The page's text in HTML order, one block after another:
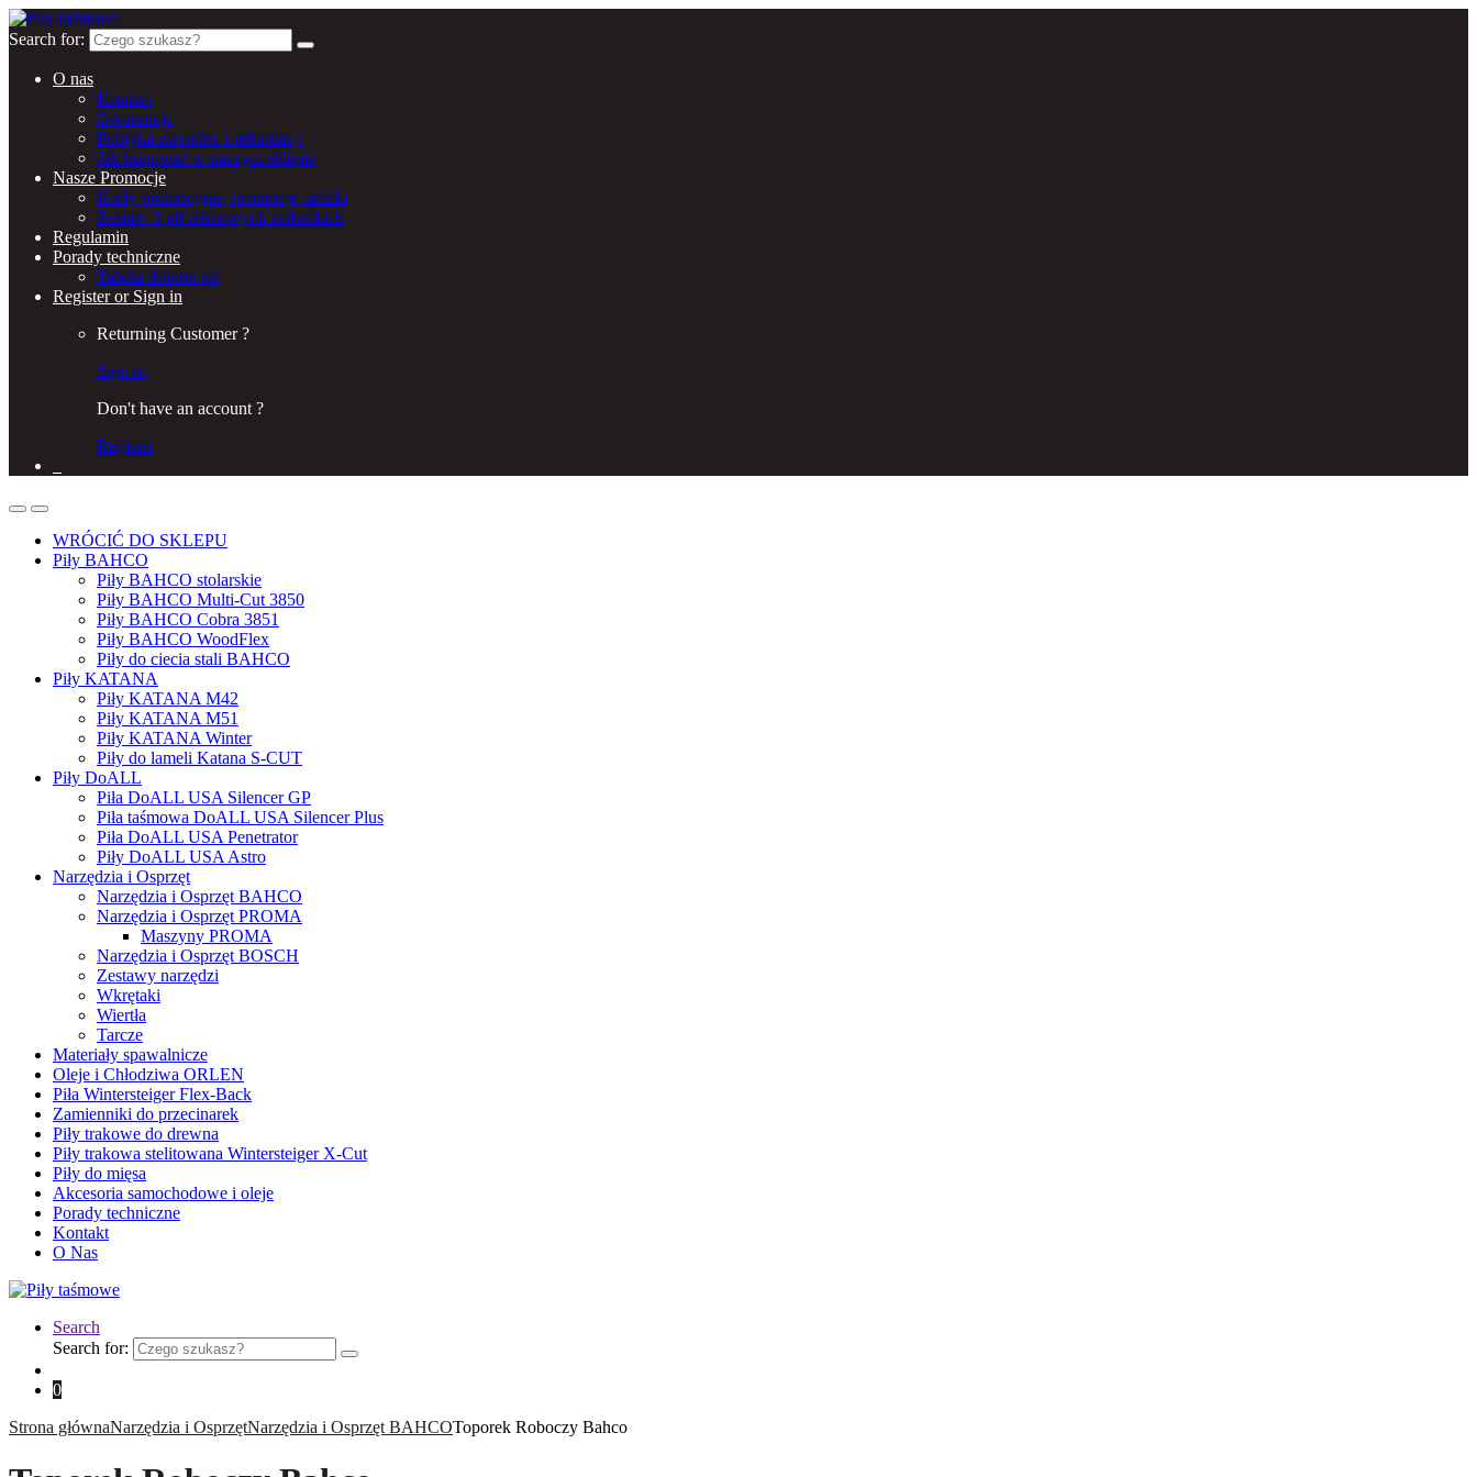
Search for:
O nas
Kontact
Gwarancja
Polityka zwrotów i refundacji
Jak kupować w naszym sklepie
Nasze Promocje
Kody promocyjne, promocje, zniżki
Zestaw 3 pił taśmowych stolarskich
Regulamin
Porady techniczne
Tabela doboru pił
Register or Sign in
Returning Customer ?
Sign in
Don't have an account ?
Register
WRÓCIĆ DO SKLEPU
Piły BAHCO
Piły BAHCO stolarskie
Piły BAHCO Multi-Cut 3850
Piły BAHCO Cobra 3851
Piły BAHCO WoodFlex
Piły do ciecia stali BAHCO
Piły KATANA
Piły KATANA M42
Piły KATANA M51
Piły KATANA Winter
Piły do lameli Katana S-CUT
Piły DoALL
Piła DoALL USA Silencer GP
Piła taśmowa DoALL USA Silencer Plus
Piła DoALL USA Penetrator
Piły DoALL USA Astro
Narzędzia i Osprzęt
Narzędzia i Osprzęt BAHCO
Narzędzia i Osprzęt PROMA
Maszyny PROMA
Narzędzia i Osprzęt BOSCH
Zestawy narzędzi
Wkrętaki
Wiertła
Tarcze
Materiały spawalnicze
Oleje i Chłodziwa ORLEN
Piła Wintersteiger Flex-Back
Zamienniki do przecinarek
Piły trakowe do drewna
Piły trakowa stelitowana Wintersteiger X-Cut
Piły do mięsa
Akcesoria samochodowe i oleje
Porady techniczne
Kontakt
O Nas
Search
Search for:
0
Strona głównaNarzędzia i OsprzętNarzędzia i Osprzęt BAHCOToporek Roboczy Bahco